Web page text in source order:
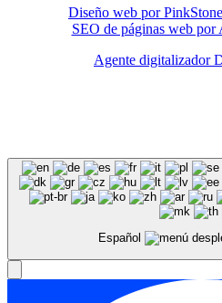
Diseño web por
SEO de páginas web por
Agente digitalizador
Español